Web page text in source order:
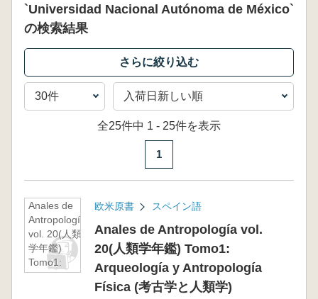
`Universidad Nacional Autónoma de México`
の検索結果
全25件中 1 - 25件を表示
1
Anales de
Antropología
vol. 20(人類
学年鑑)
Tomo1:
Arqueología
欧米原書 スペイン語
Anales de Antropología vol.
20(人類学年鑑) Tomo1:
Arqueología y Antropología
Física (考古学と人類学)